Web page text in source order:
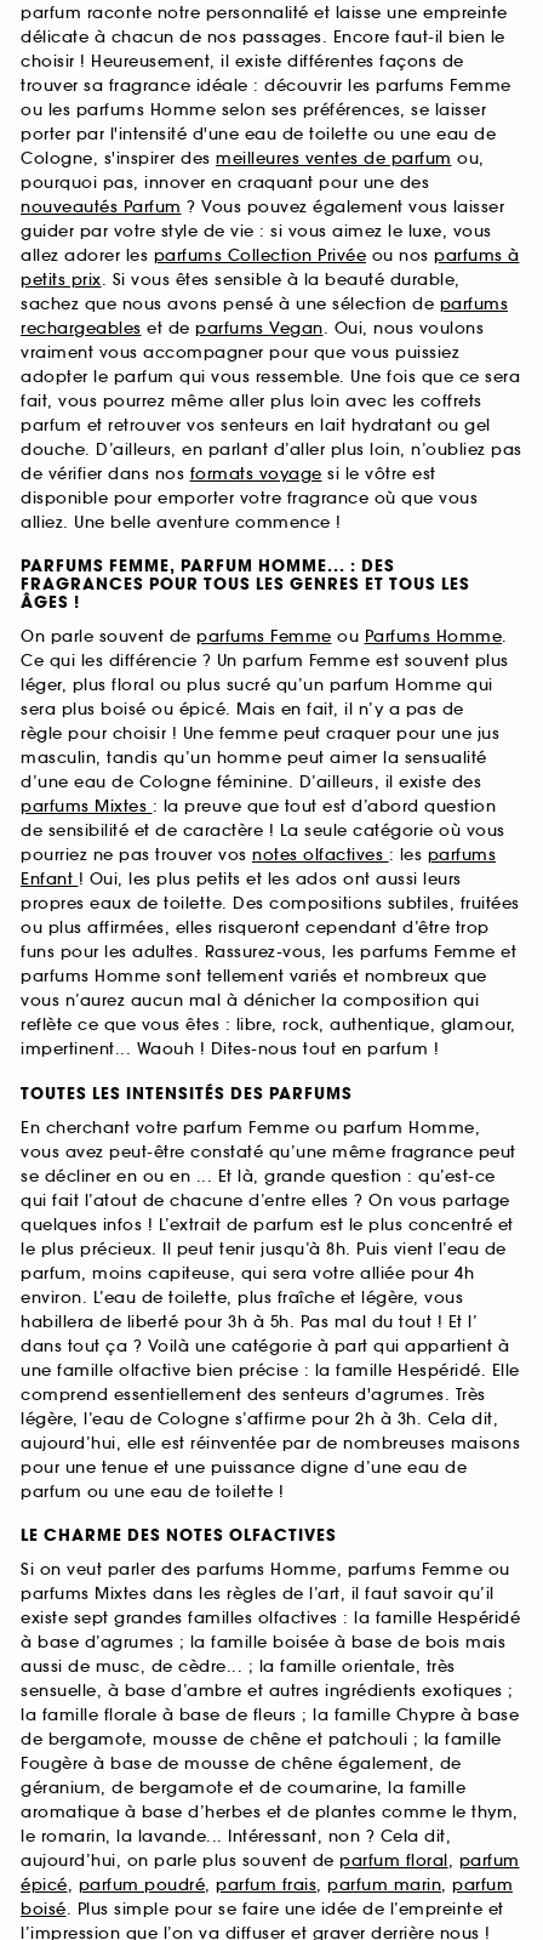
parfum raconte notre personnalité et laisse une empreinte
délicate à chacun de nos passages. Encore faut-il bien le
choisir ! Heureusement, il existe différentes façons de
trouver sa fragrance idéale : découvrir les parfums Femme
ou les parfums Homme selon ses préférences, se laisser
porter par l'intensité d'une eau de toilette ou une eau de
Cologne, s'inspirer des meilleures ventes de parfum ou,
pourquoi pas, innover en craquant pour une des
nouveautés Parfum ? Vous pouvez également vous laisser
guider par votre style de vie : si vous aimez le luxe, vous
allez adorer les parfums Collection Privée ou nos parfums à
petits prix. Si vous êtes sensible à la beauté durable,
sachez que nous avons pensé à une sélection de parfums
rechargeables et de parfums Vegan. Oui, nous voulons
vraiment vous accompagner pour que vous puissiez
adopter le parfum qui vous ressemble. Une fois que ce sera
fait, vous pourrez même aller plus loin avec les coffrets
parfum et retrouver vos senteurs en lait hydratant ou gel
douche. D’ailleurs, en parlant d’aller plus loin, n’oubliez pas
de vérifier dans nos formats voyage si le vôtre est
disponible pour emporter votre fragrance où que vous
alliez. Une belle aventure commence !
PARFUMS FEMME, PARFUM HOMME... : DES
FRAGRANCES POUR TOUS LES GENRES ET TOUS LES
ÂGES !
On parle souvent de parfums Femme ou Parfums Homme.
Ce qui les différencie ? Un parfum Femme est souvent plus
léger, plus floral ou plus sucré qu’un parfum Homme qui
sera plus boisé ou épicé. Mais en fait, il n’y a pas de
règle pour choisir ! Une femme peut craquer pour une jus
masculin, tandis qu’un homme peut aimer la sensualité
d’une eau de Cologne féminine. D’ailleurs, il existe des
parfums Mixtes : la preuve que tout est d’abord question
de sensibilité et de caractère ! La seule catégorie où vous
pourriez ne pas trouver vos notes olfactives : les parfums
Enfant ! Oui, les plus petits et les ados ont aussi leurs
propres eaux de toilette. Des compositions subtiles, fruitées
ou plus affirmées, elles risqueront cependant d’être trop
funs pour les adultes. Rassurez-vous, les parfums Femme et
parfums Homme sont tellement variés et nombreux que
vous n’aurez aucun mal à dénicher la composition qui
reflète ce que vous êtes : libre, rock, authentique, glamour,
impertinent... Waouh ! Dites-nous tout en parfum !
TOUTES LES INTENSITÉS DES PARFUMS
En cherchant votre parfum Femme ou parfum Homme,
vous avez peut-être constaté qu’une même fragrance peut
se décliner en ou en ... Et là, grande question : qu’est-ce
qui fait l’atout de chacune d’entre elles ? On vous partage
quelques infos ! L’extrait de parfum est le plus concentré et
le plus précieux. Il peut tenir jusqu’à 8h. Puis vient l’eau de
parfum, moins capiteuse, qui sera votre alliée pour 4h
environ. L’eau de toilette, plus fraîche et légère, vous
habillera de liberté pour 3h à 5h. Pas mal du tout ! Et l’
dans tout ça ? Voilà une catégorie à part qui appartient à
une famille olfactive bien précise : la famille Hespéridé. Elle
comprend essentiellement des senteurs d'agrumes. Très
légère, l’eau de Cologne s’affirme pour 2h à 3h. Cela dit,
aujourd’hui, elle est réinventée par de nombreuses maisons
pour une tenue et une puissance digne d’une eau de
parfum ou une eau de toilette !
LE CHARME DES NOTES OLFACTIVES
Si on veut parler des parfums Homme, parfums Femme ou
parfums Mixtes dans les règles de l’art, il faut savoir qu’il
existe sept grandes familles olfactives : la famille Hespéridé
à base d’agrumes ; la famille boisée à base de bois mais
aussi de musc, de cèdre... ; la famille orientale, très
sensuelle, à base d’ambre et autres ingrédients exotiques ;
la famille florale à base de fleurs ; la famille Chypre à base
de bergamote, mousse de chêne et patchouli ; la famille
Fougère à base de mousse de chêne également, de
géranium, de bergamote et de coumarine, la famille
aromatique à base d’herbes et de plantes comme le thym,
le romarin, la lavande... Intéressant, non ? Cela dit,
aujourd’hui, on parle plus souvent de parfum floral, parfum
épicé, parfum poudré, parfum frais, parfum marin, parfum
boisé. Plus simple pour se faire une idée de l’empreinte et
l’impression que l’on va diffuser et graver derrière nous !